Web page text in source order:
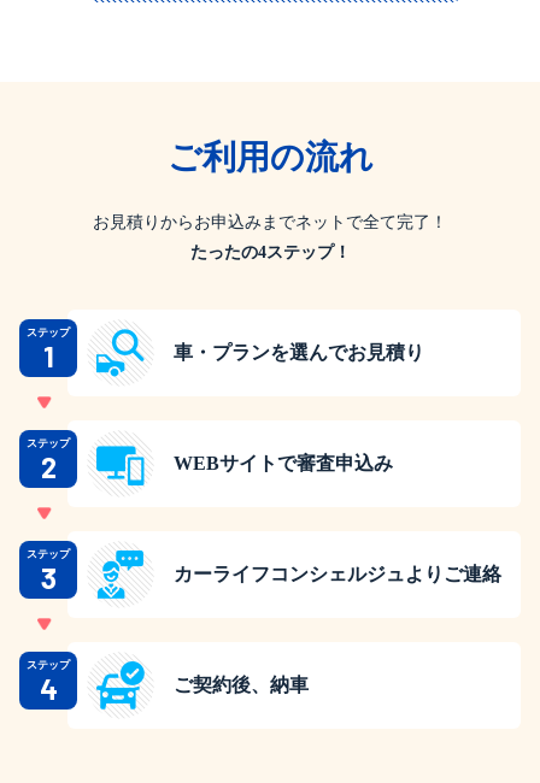
ご利用の流れ
お見積りからお申込みまでネットで全て完了！
たったの4ステップ！
ステップ
1 車・プランを選んでお見積り
ステップ
2 WEBサイトで審査申込み
ステップ
3 カーライフコンシェルジュよりご連絡
ステップ
4 ご契約後、納車